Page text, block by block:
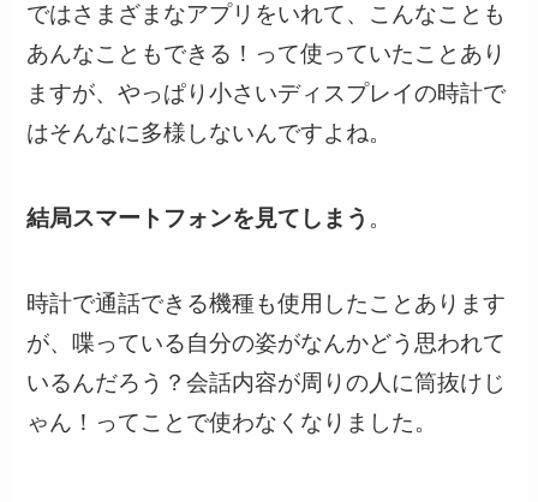
ではさまざまなアプリをいれて、こんなことも
あんなこともできる！って使っていたことあり
ますが、やっぱり小さいディスプレイの時計で
はそんなに多様しないんですよね。
結局スマートフォンを見てしまう 。
時計で通話できる機種も使用したことあります
が、喋っている自分の姿がなんかどう思われて
いるんだろう？会話内容が周りの人に筒抜けじ
ゃん！ってことで使わなくなりました。